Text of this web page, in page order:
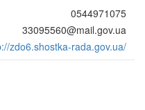
0544971075
33095560@mail.gov.ua
zdo6.shostka-rada.gov.ua/